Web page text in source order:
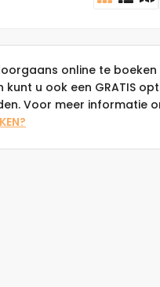
doorgaans online te
u ook een GRATIS
Voor meer informatie